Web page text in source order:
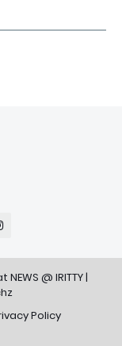
NEWS @ IRITTY|
Policy